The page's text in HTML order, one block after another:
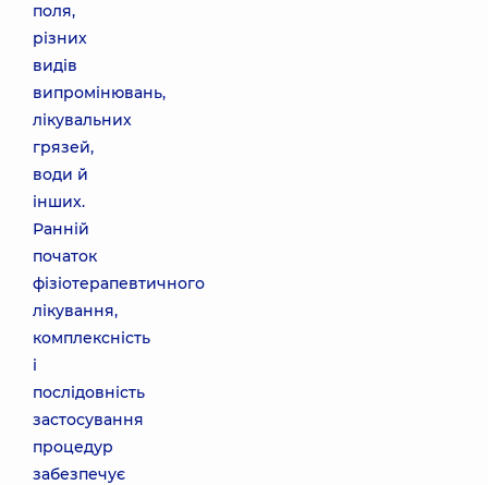
поля,
різних
видів
випромінювань,
лікувальних
грязей,
води й
інших.
Ранній
початок
фізіотерапевтичного
лікування,
комплексність
і
послідовність
застосування
процедур
забезпечує